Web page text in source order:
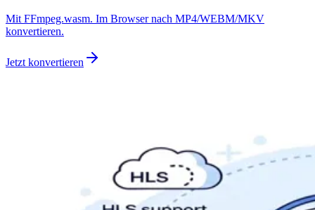
Mit FFmpeg.wasm. Im Browser nach MP4/WEBM/MKV
konvertieren.
Jetzt konvertieren